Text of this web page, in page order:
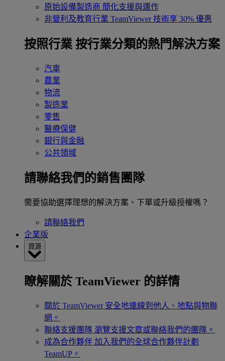
原始設備製造商 簡化支援與運作
非營利及教育行業 TeamViewer 技術享 30% 優惠
按照行業 按行業分類的熱門解決方案
汽車
農業
物流
製造業
零售
醫療保健
銀行與金融
公共領域
請聯絡我們的銷售團隊
需要協助選擇理想的解決方案、下單或升級授權嗎？
請聯絡我們
企業版
資源
瞭解關於 TeamViewer 的詳情
關於 TeamViewer 安全地連線到他人、地點與物聯
網。
聯絡支援團隊 瀏覽支援文章或聯絡我們的團隊。
成為合作夥伴 加入我們的全球合作夥伴計劃
TeamUP。